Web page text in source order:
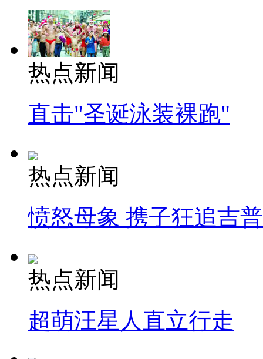
热点新闻
直击"圣诞泳装裸跑"
热点新闻
愤怒母象 携子狂追吉
热点新闻
超萌汪星人直立行走